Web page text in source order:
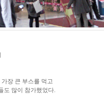
장 큰 부스를 먹고
도 많이 참가했었다.